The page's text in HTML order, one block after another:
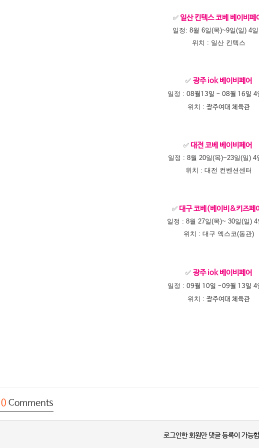
✅일산 킨텍스 코베 베이비페
일정: 8월 6일(목)~9일(일) 4
위치 : 일산 킨텍스
✅ 광주 iok 베이비페어
일정 : 08월13일 ~ 08월 16일 4
위치 : 광주여대 체육관
✅대전 코베 베이비페어
일정 : 8월 20일(목)~23일(일) 4
위치 : 대전 컨벤션센터
✅대구 코베(베이비&키즈페
일정 : 8월 27일(목)~ 30일(일) 4
위치 : 대구 엑스코(동관)
✅ 광주 iok 베이비페어
일정 : 09월 10일 ~09월 13일 4
위치 : 광주여대 체육관
0 Comments
로그인한 회원만 댓글 등록이 가능